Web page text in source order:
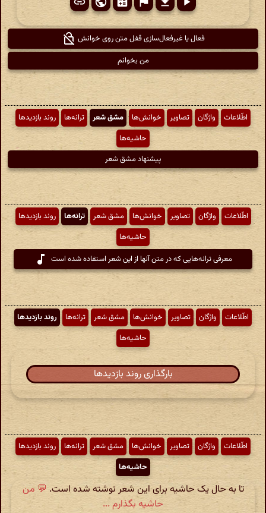
فعال یا غیرفعال‌سازی قفل متن روی خوانش
من بخوانم
اطّلاعات واژگان تصاویر خوانش‌ها مشق شعر ترانه‌ها
روند بازدیدها
حاشیه‌ها
پیشنهاد مشق شعر
اطّلاعات واژگان تصاویر خوانش‌ها مشق شعر ترانه‌ها
روند بازدیدها
حاشیه‌ها
معرفی ترانه‌هایی که در متن آنها از این شعر استفاده شده است
اطّلاعات واژگان تصاویر خوانش‌ها مشق شعر ترانه‌ها
روند بازدیدها
حاشیه‌ها
بارگذاری روند بازدیدها
اطّلاعات واژگان تصاویر خوانش‌ها مشق شعر ترانه‌ها
روند بازدیدها
حاشیه‌ها
تا به حال یک حاشیه برای این شعر نوشته شده است. 💬 من
حاشیه بگذارم ...